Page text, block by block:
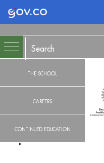
Logo Gobierno
THE SCHOOL
CAREERS
CONTINUED EDUCATION